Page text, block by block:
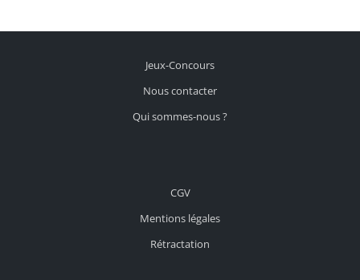
Jeux-Concours
Nous contacter
Qui sommes-nous ?
CGV
Mentions légales
Rétractation